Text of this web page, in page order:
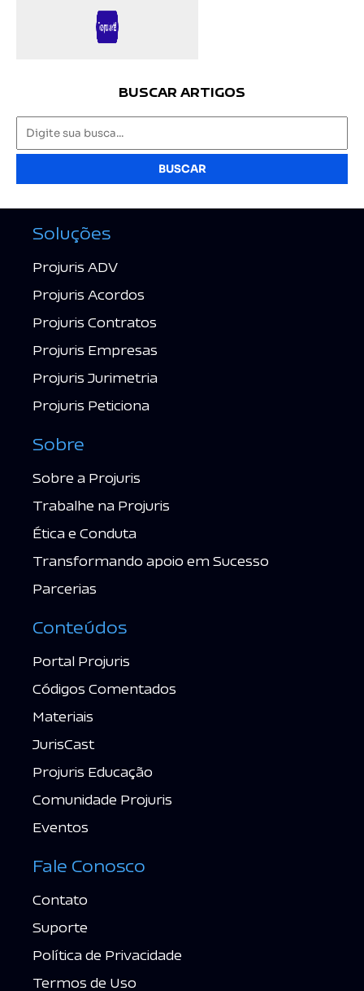
BUSCAR ARTIGOS
BUSCAR
Soluções
Projuris ADV
Projuris Acordos
Projuris Contratos
Projuris Empresas
Projuris Jurimetria
Projuris Peticiona
Sobre
Sobre a Projuris
Trabalhe na Projuris
Ética e Conduta
Transformando apoio em Sucesso
Parcerias
Conteúdos
Portal Projuris
Códigos Comentados
Materiais
JurisCast
Projuris Educação
Comunidade Projuris
Eventos
Fale Conosco
Contato
Suporte
Política de Privacidade
Termos de Uso